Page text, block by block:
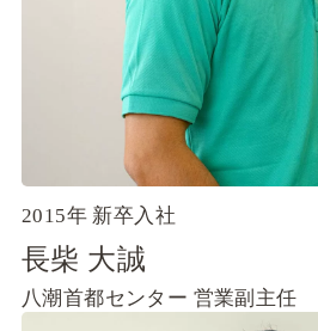
2015年 新卒入社
長柴 大誠
八潮首都センター 営業副主任